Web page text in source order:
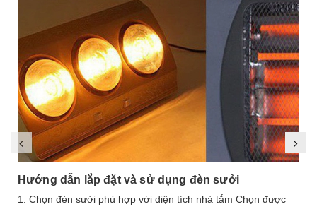
Hướng dẫn lắp đặt và sử dụng đèn sưởi
1. Chọn đèn sưởi phù hợp với diện tích nhà tắm Chọn được